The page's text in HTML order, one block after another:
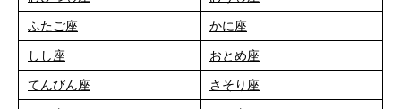
ふたご座
かに座
しし座
おとめ座
てんびん座
さそり座